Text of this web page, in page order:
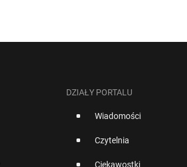
DZIAŁY PORTALU
Wiadomości
Czytelnia
Ciekawostki